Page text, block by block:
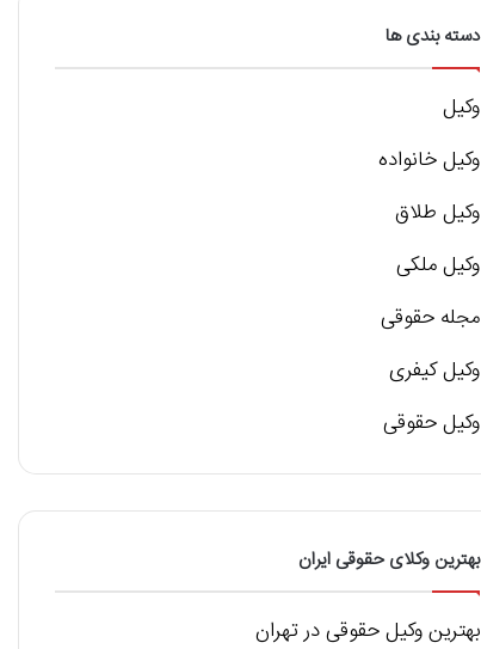
دسته بندی ها
وکیل
وکیل خانواده
وکیل طلاق
وکیل ملکی
مجله حقوقی
وکیل کیفری
وکیل حقوقی
بهترین وکلای حقوقی ایران
بهترین وکیل حقوقی در تهران